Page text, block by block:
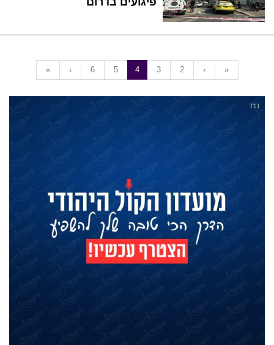
»
›
2
3
4
5
6
‹
«